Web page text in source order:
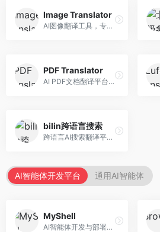
Image Translator
AI图像翻译工具，专注于图片文字翻译。面向设计师和电商从业者，提供图片文字识别、翻译、替换等服务，图像翻译效果好。
PDF Translator
AI PDF文档翻译平台，专注于文档本地化。面向商务人士，提供PDF翻译、格式保留、批量处理等服务，文档翻译专业。
bilin跨语言搜索
跨语言AI搜索翻译平台，专注于信息获取。面向研究者和内容创作者，提供跨语言搜索、内容翻译、信息整合等服务，跨语言检索能力强。
AI智能体开发平台 通用AI智能体
MyShell
AI智能体开发与部署平台，专注于语音交互智能体。面向开发者，提供语音智能体创建、部署服务、社区分享等功能，语音交互能力强。